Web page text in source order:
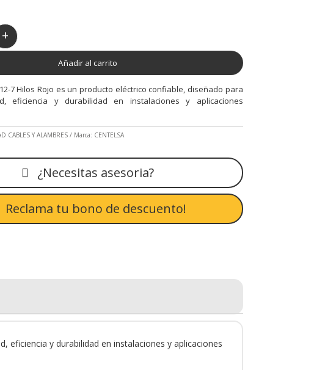
+
Añadir al carrito
7 Hilos Rojo es un producto eléctrico confiable, diseñado para
eficiencia y durabilidad en instalaciones y aplicaciones
CABLES Y ALAMBRES Marca: CENTELSA
¿Necesitas asesoria?
Reclama tu bono de descuento!
eficiencia y durabilidad en instalaciones y aplicaciones